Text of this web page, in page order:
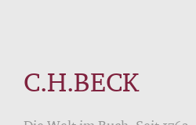
C.H.BECK